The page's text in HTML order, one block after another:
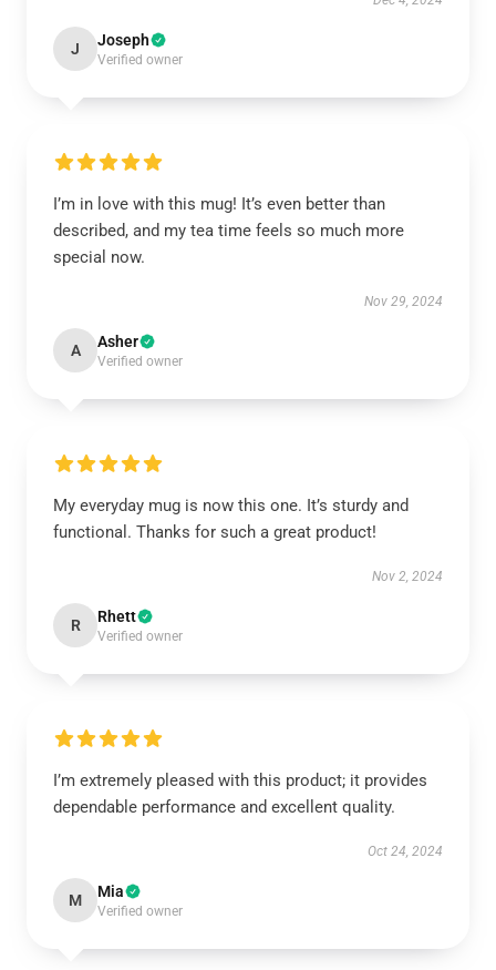
J Joseph
Verified owner
I’m in love with this mug! It’s even better than
described, and my tea time feels so much more
special now.
Nov 29, 2024
A Asher
Verified owner
My everyday mug is now this one. It’s sturdy and
functional. Thanks for such a great product!
Nov 2, 2024
R Rhett
Verified owner
I’m extremely pleased with this product; it provides
dependable performance and excellent quality.
Oct 24, 2024
M Mia
Verified owner